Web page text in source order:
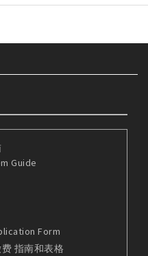
Guide
Form
指南和表格